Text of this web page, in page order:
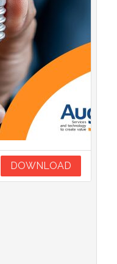
DOWNLOAD